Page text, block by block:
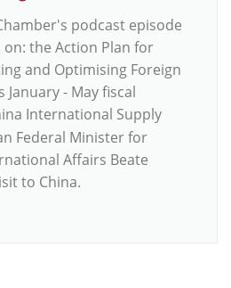
podcast episode
the Action Plan for
and Optimising Foreign
- May fiscal
International Supply
Federal Minister for
Affairs Beate
to China.